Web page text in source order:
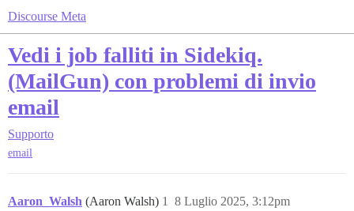
Discourse Meta
Vedi i job falliti in Sidekiq.
(MailGun) con problemi di invio
email
Supporto
email
Aaron_Walsh (Aaron Walsh) 8 Luglio 2025, 3:12pm
1